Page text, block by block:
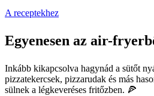
A receptekhez
Egyenesen az air-
Inkább kikapcsolva hagynád a sütőt
pizzatekercsek, pizzarudak és más
sülnek a légkeveréses fritőzben. 🍕